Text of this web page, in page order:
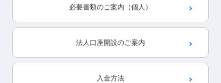
必要書類のご案内（個人）
法人口座開設のご案内
入金方法